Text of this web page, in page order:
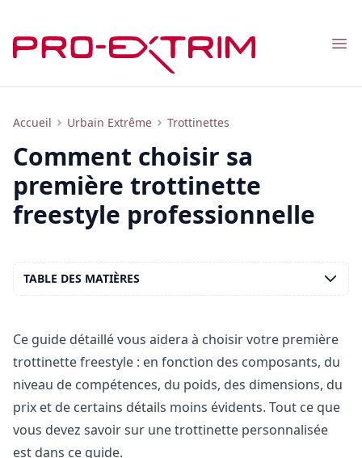
Accueil Urbain Extrême Trottinettes
Comment choisir sa première trottinette freestyle
Comment choisir sa
première trottinette
freestyle professionnelle
Ce guide détaillé vous aidera à choisir votre première
trottinette freestyle : en fonction des composants, du
niveau de compétences, du poids, des dimensions, du
prix et de certains détails moins évidents. Tout ce que
vous devez savoir sur une trottinette personnalisée
est dans ce guide.
TABLE DES MATIÈRES